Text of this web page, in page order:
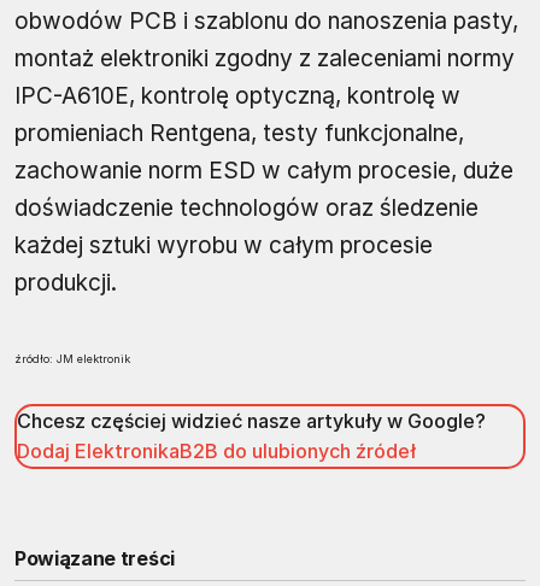
obwodów PCB i szablonu do nanoszenia pasty,
montaż elektroniki zgodny z zaleceniami normy
IPC-A610E, kontrolę optyczną, kontrolę w
promieniach Rentgena, testy funkcjonalne,
zachowanie norm ESD w całym procesie, duże
doświadczenie technologów oraz śledzenie
każdej sztuki wyrobu w całym procesie
produkcji.
źródło: JM elektronik
Chcesz częściej widzieć nasze artykuły w Google?
Dodaj ElektronikaB2B do ulubionych źródeł
Powiązane treści